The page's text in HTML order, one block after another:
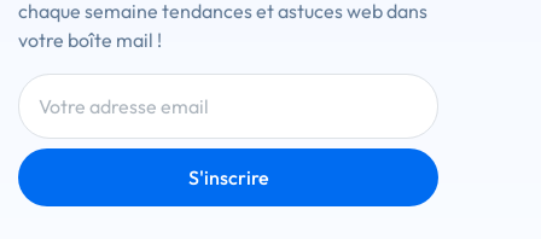
chaque semaine tendances et astuces web dans
votre boîte mail !
S'inscrire